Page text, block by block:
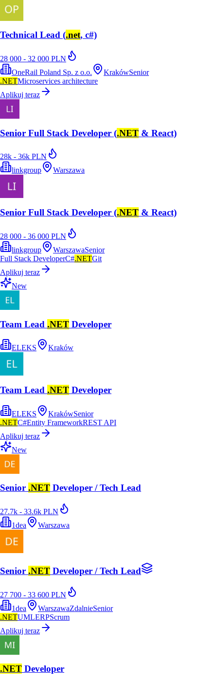
Technical Lead (.net, c#)
28 000 - 32 000 PLN
OneRail Poland Sp. z o.o.
KrakówSenior
.NETMicroservices architecture
Aplikuj teraz
Senior Full Stack Developer (.NET & React)
28k - 36k PLN
linkgroup
Warszawa
Senior Full Stack Developer (.NET & React)
28 000 - 36 000 PLN
linkgroup
WarszawaSenior
Full Stack DeveloperC#.NETGit
Aplikuj teraz
New
Team Lead .NET Developer
ELEKS Kraków
Team Lead .NET Developer
ELEKS KrakówSenior
.NETC#Entity FrameworkREST API
Aplikuj teraz
New
Senior .NET Developer / Tech Lead
27.7k - 33.6k PLN
1dea
Warszawa
Senior .NET Developer / Tech Lead
27 700 - 33 600 PLN
1dea
WarszawaZdalnieSenior
.NETUMLERPScrum
Aplikuj teraz
.NET Developer